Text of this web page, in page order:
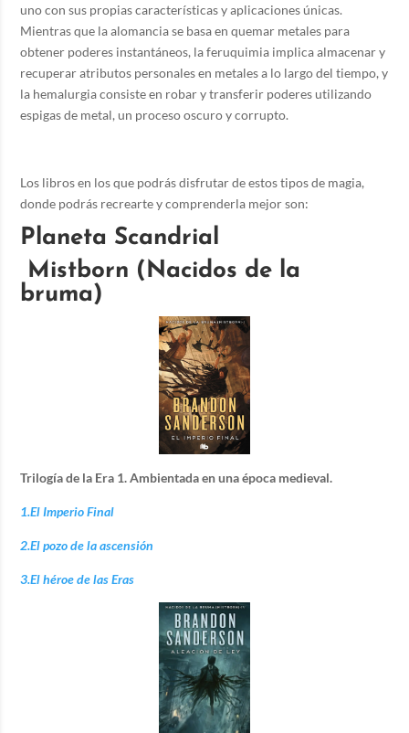
uno con sus propias características y aplicaciones únicas.
Mientras que la alomancia se basa en quemar metales para
obtener poderes instantáneos, la feruquimia implica almacenar y
recuperar atributos personales en metales a lo largo del tiempo, y
la hemalurgia consiste en robar y transferir poderes utilizando
espigas de metal, un proceso oscuro y corrupto.
Los libros en los que podrás disfrutar de estos tipos de magia,
donde podrás recrearte y comprenderla mejor son:
Planeta Scandrial
Mistborn (Nacidos de la
bruma)
Trilogía de la Era 1. Ambientada en una época medieval.
1.El Imperio Final
2.El pozo de la ascensión
3.El héroe de las Eras